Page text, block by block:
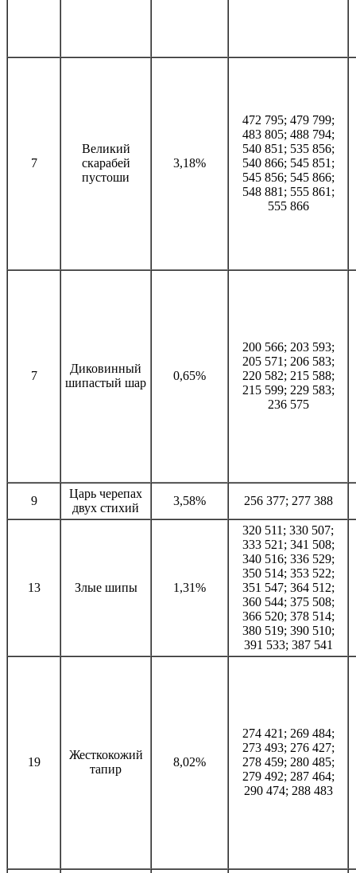
7
Великий
скарабей
пустоши
3,18%
472 795; 479 799;
483 805; 488 794;
540 851; 535 856;
540 866; 545 851;
545 856; 545 866;
548 881; 555 861;
555 866
7
Диковинный
шипастый шар
0,65%
200 566; 203 593;
205 571; 206 583;
220 582; 215 588;
215 599; 229 583;
236 575
9
Царь черепах
двух стихий
3,58% 256 377; 277 388
13 Злые шипы 1,31%
320 511; 330 507;
333 521; 341 508;
340 516; 336 529;
350 514; 353 522;
351 547; 364 512;
360 544; 375 508;
366 520; 378 514;
380 519; 390 510;
391 533; 387 541
19
Жесткокожий
тапир
8,02%
274 421; 269 484;
273 493; 276 427;
278 459; 280 485;
279 492; 287 464;
290 474; 288 483